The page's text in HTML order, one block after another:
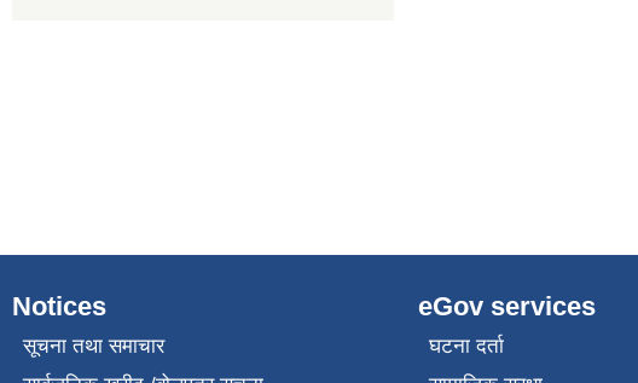
Notices
सूचना तथा समाचार
eGov services
घटना दर्ता